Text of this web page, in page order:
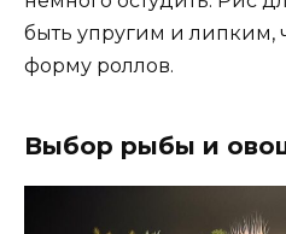
быть упругим и липким,
форму роллов.
Выбор рыбы и